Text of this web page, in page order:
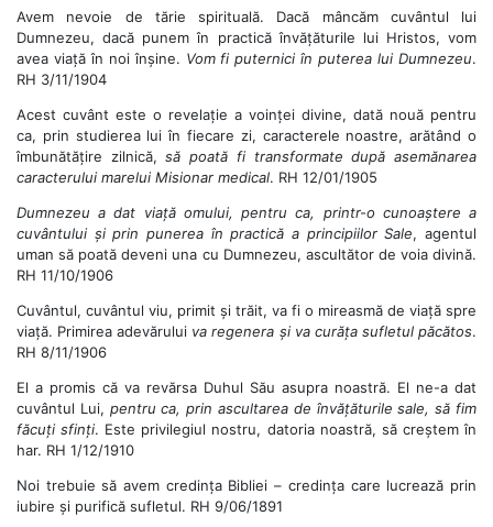
Avem nevoie de tărie spirituală. Dacă mâncăm cuvântul lui
Dumnezeu, dacă punem în practică învățăturile lui Hristos, vom
avea viață în noi înșine. Vom fi puternici în puterea lui Dumnezeu.
RH 3/11/1904
Acest cuvânt este o revelație a voinței divine, dată nouă pentru
ca, prin studierea lui în fiecare zi, caracterele noastre, arătând o
îmbunătățire zilnică,să poată fi transformate după asemănarea
caracterului marelui Misionar medical. RH 12/01/1905
Dumnezeu a dat viață omului, pentru ca, printr-o cunoaștere a
cuvântului și prin punerea în practică a principiilor Sale, agentul
uman să poată deveni una cu Dumnezeu, ascultător de voia divină.
RH 11/10/1906
Cuvântul, cuvântul viu, primit și trăit, va fi o mireasmă de viață spre
viață. Primirea adevărului va regenera și va curăța sufletul păcătos.
RH 8/11/1906
El a promis că va revărsa Duhul Său asupra noastră. El ne-a dat
cuvântul Lui, pentru ca, prin ascultarea de învățăturile sale, să fim
făcuți sfinți. Este privilegiul nostru, datoria noastră, să creștem în
har. RH 1/12/1910
Noi trebuie să avem credința Bibliei – credința care lucrează prin
iubire și purifică sufletul. RH 9/06/1891